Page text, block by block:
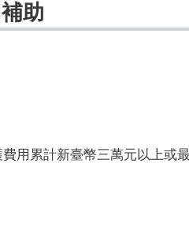
助
用累計新臺幣三萬元以上或